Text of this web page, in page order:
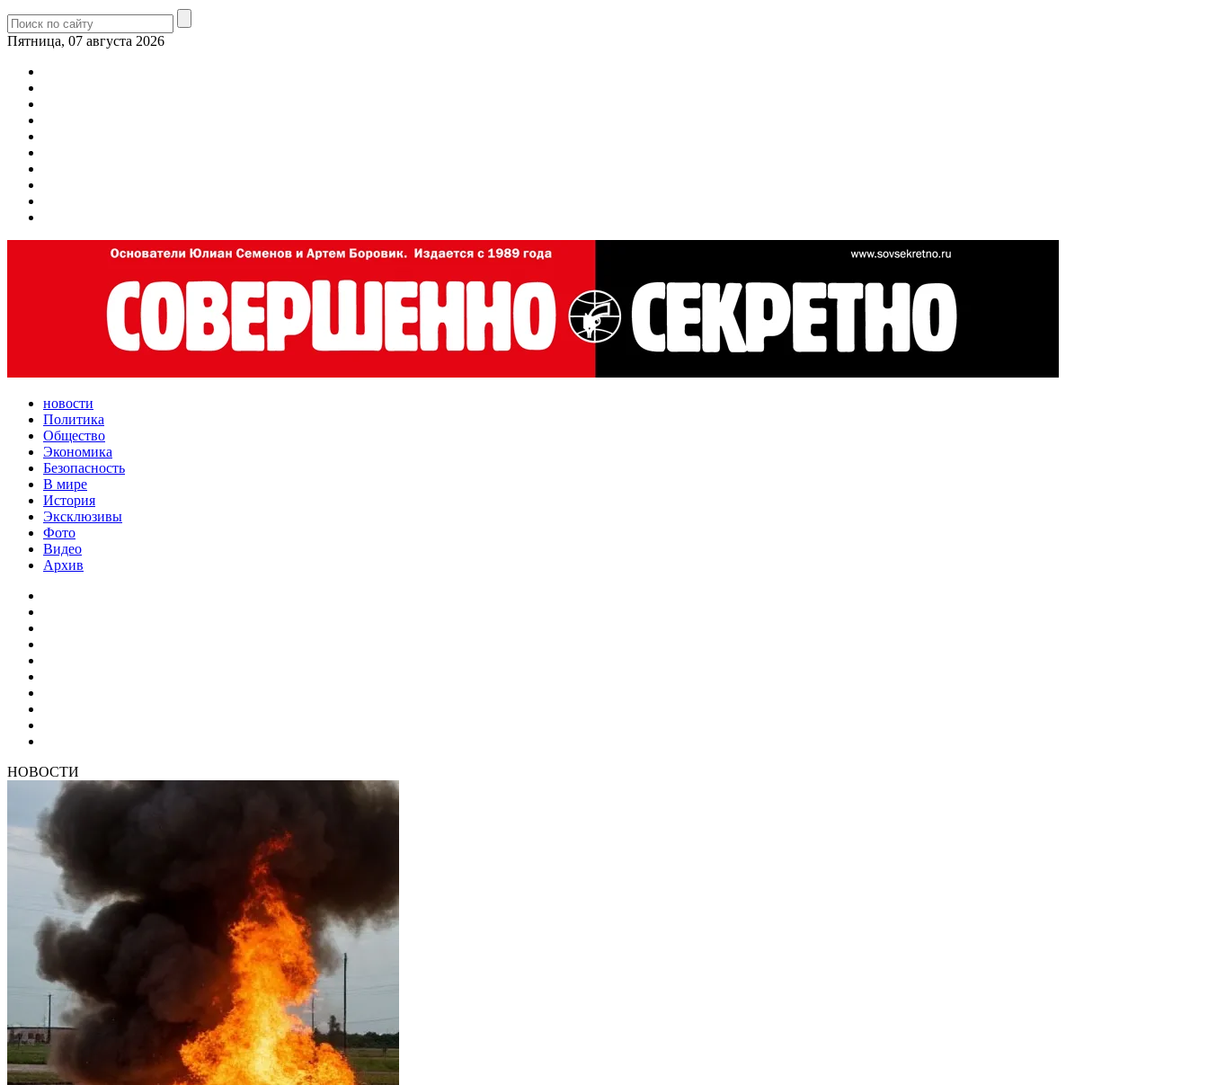
Пятница, 07 августа 2026
новости
Политика
Общество
Экономика
Безопасность
В мире
История
Эксклюзивы
Фото
Видео
Архив
НОВОСТИ